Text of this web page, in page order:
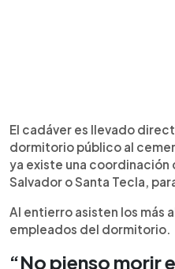
El cadáver es llevado
dormitorio público al
ya existe una coordinación
Salvador o Santa Tecla,
Al entierro asisten los más
empleados del dormitorio.
“No pienso morir